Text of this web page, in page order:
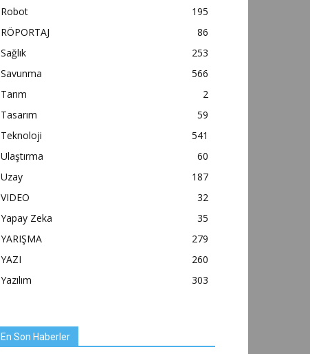
Robot
195
RÖPORTAJ
86
Sağlık
253
Savunma
566
Tarım
2
Tasarım
59
Teknoloji
541
Ulaştırma
60
Uzay
187
VIDEO
32
Yapay Zeka
35
YARIŞMA
279
YAZI
260
Yazılım
303
En Son Haberler